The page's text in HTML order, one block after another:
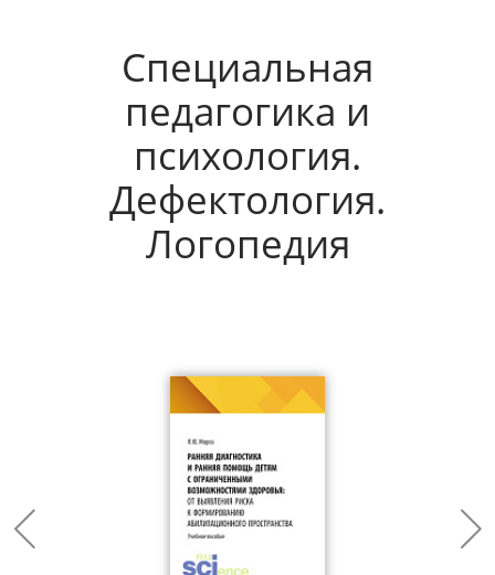
Специальная
педагогика и
психология.
Дефектология.
Логопедия